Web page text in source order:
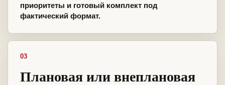
приоритеты и готовый комплект под
фактический формат.
03
Плановая или внеплановая